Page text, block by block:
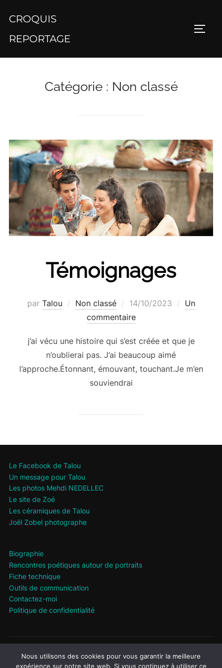
contenu
CROQUIS
REPORTAGE
Catégorie : Non classé
Témoignages
par Talou Non classé
Publié
le
14/10/2023
Un
commentaire
j’ai vécu une histoire qui s’est créée et que je
n’oublierai pas. J’ai beaucoup aimé
l’approche.Étonnant, émouvant, touchant.Je m’en
souviendrai
Le Facebook de Talou
Un message pour Talou
Les photos Mehdi NEDELLEC
Le site de Zoé
Les céramiques de Talou
Joël Zobel photographe
Biographie
Rencontres poétiques autour de portraits
Fiche technique
Outils de communication
Contactez-moi
Politique de confidentialité
Politique de confidentialité
Propulsé par WordPress
Nous utilisons des cookies pour vous garantir la meilleure
expérience sur notre site web. Si vous continuez à utiliser ce